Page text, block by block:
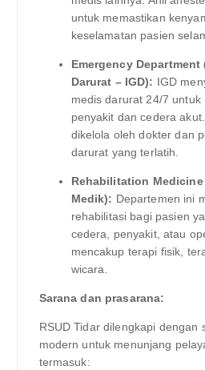
untuk memastikan
keselamatan pasien
Emergency
Darurat – IGD): IGD
medis darurat 24/7 untuk
penyakit dan cedera
dikelola oleh dokter dan
darurat yang terlatih.
Rehabilitation
Medik): Departemen ini
rehabilitasi bagi pasien
cedera, penyakit, atau
mencakup terapi fisik,
wicara.
Sarana dan prasarana:
RSUD Tidar dilengkapi dengan
modern untuk menunjang
termasuk: